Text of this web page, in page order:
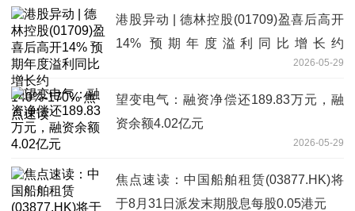
港股异动 | 德林控股(01709)盈喜后高开
14% 预期年度溢利同比增长约
2026-05-29
望变电气：融资净偿还189.83万元，融
资余额4.02亿元
2026-05-29
焦点速读：中国船舶租赁(03877.HK)将
于8月31日派发末期股息每股0.05港元